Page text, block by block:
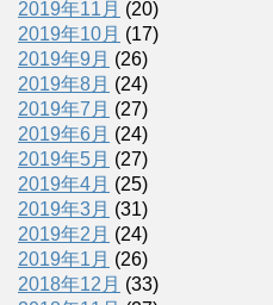
2019年11月 (20)
2019年10月 (17)
2019年9月 (26)
2019年8月 (24)
2019年7月 (27)
2019年6月 (24)
2019年5月 (27)
2019年4月 (25)
2019年3月 (31)
2019年2月 (24)
2019年1月 (26)
2018年12月 (33)